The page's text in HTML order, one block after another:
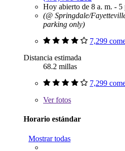
Hoy abierto de 8 a. m. - 5
(@ Springdale/
parking only)
7,299
Distancia estimada
68.2 millas
7,299
Verfotos
Horario estándar
Mostrar todas